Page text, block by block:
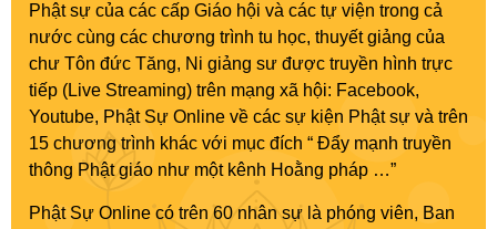
Phật sự của các cấp Giáo hội và các tự viện trong cả
nước cùng các chương trình tu học, thuyết giảng của
chư Tôn đức Tăng, Ni giảng sư được truyền hình trực
tiếp (Live Streaming) trên mạng xã hội: Facebook,
Youtube, Phật Sự Online về các sự kiện Phật sự và trên
15 chương trình khác với mục đích “ Đẩy mạnh truyền
thông Phật giáo như một kênh Hoằng pháp …”
Phật Sự Online có trên 60 nhân sự là phóng viên, Ban